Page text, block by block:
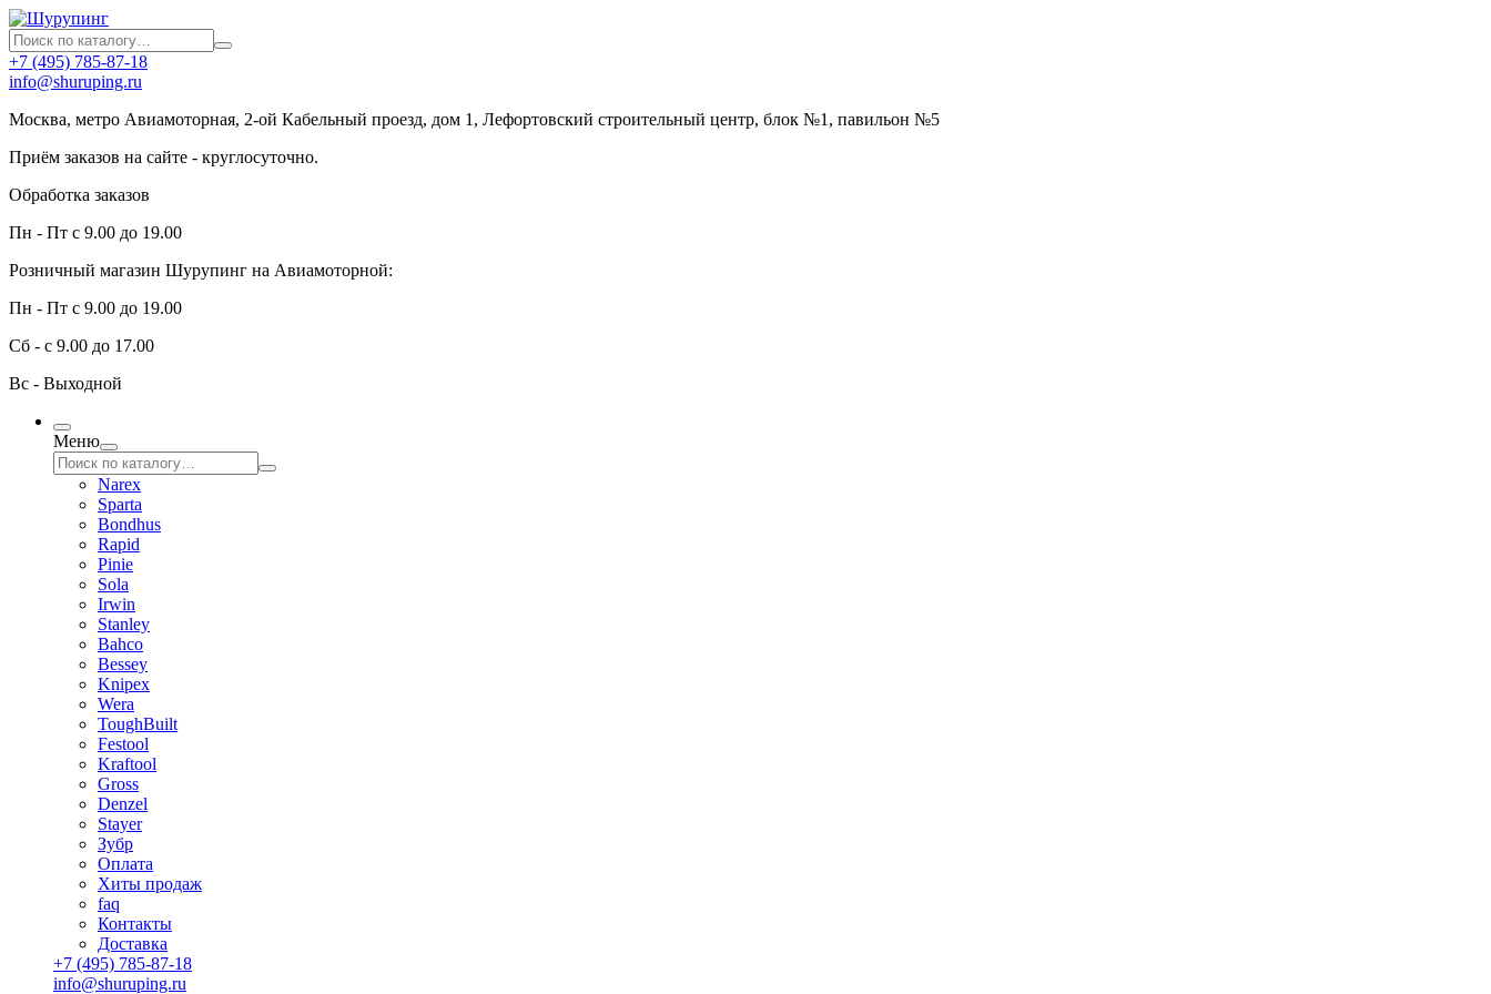
+7 (495) 785-87-18
info@shuruping.ru
Москва, метро Авиамоторная, 2-ой Кабельный проезд, дом 1, Лефортовский строительный центр, блок №1, павильон №5
Приём заказов на сайте - круглосуточно.
Обработка заказов
Пн - Пт с 9.00 до 19.00
Розничный магазин Шурупинг на Авиамоторной:
Пн - Пт с 9.00 до 19.00
Сб - с 9.00 до 17.00
Вс - Выходной
Меню
Narex
Sparta
Bondhus
Rapid
Pinie
Sola
Irwin
Stanley
Bahco
Bessey
Knipex
Wera
ToughBuilt
Festool
Kraftool
Gross
Denzel
Stayer
Зубр
Оплата
Хиты продаж
faq
Контакты
Доставка
+7 (495) 785-87-18
info@shuruping.ru